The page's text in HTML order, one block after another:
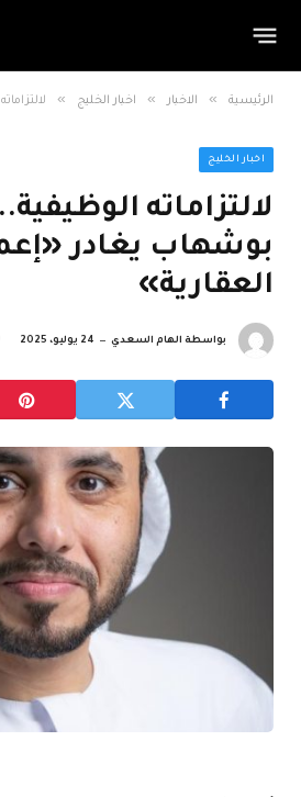
الرئيسية » الاخبار » اخبار الخليج » لالتزاماته
اخبار الخليج
لالتزاماته
بوشهاب يغادر
العقارية»
بواسطة الهام السعدي 24 يوليو، 2025